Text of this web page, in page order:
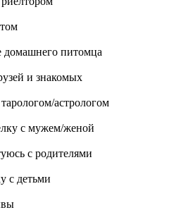
питомца
и знакомых
астрологом
с мужем/женой
с родителями
с детьми